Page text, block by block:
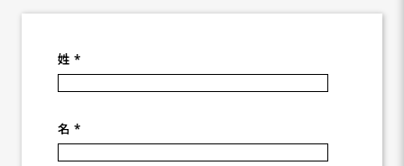
姓 *
名 *